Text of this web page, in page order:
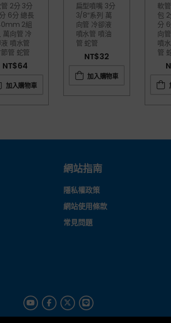
2分 3分
6分 總長
2組
萬向管 冷
噴水管
管 蛇管
NT$64
加入購物車
扁型噴嘴 3分
3/8″系列 萬
向管 冷卻液
噴水管 噴油
管 蛇管
NT$32
加入購物車
軟
包
分
向
噴
管
網站指南
隱私權政策
網站使用條款
常見問題